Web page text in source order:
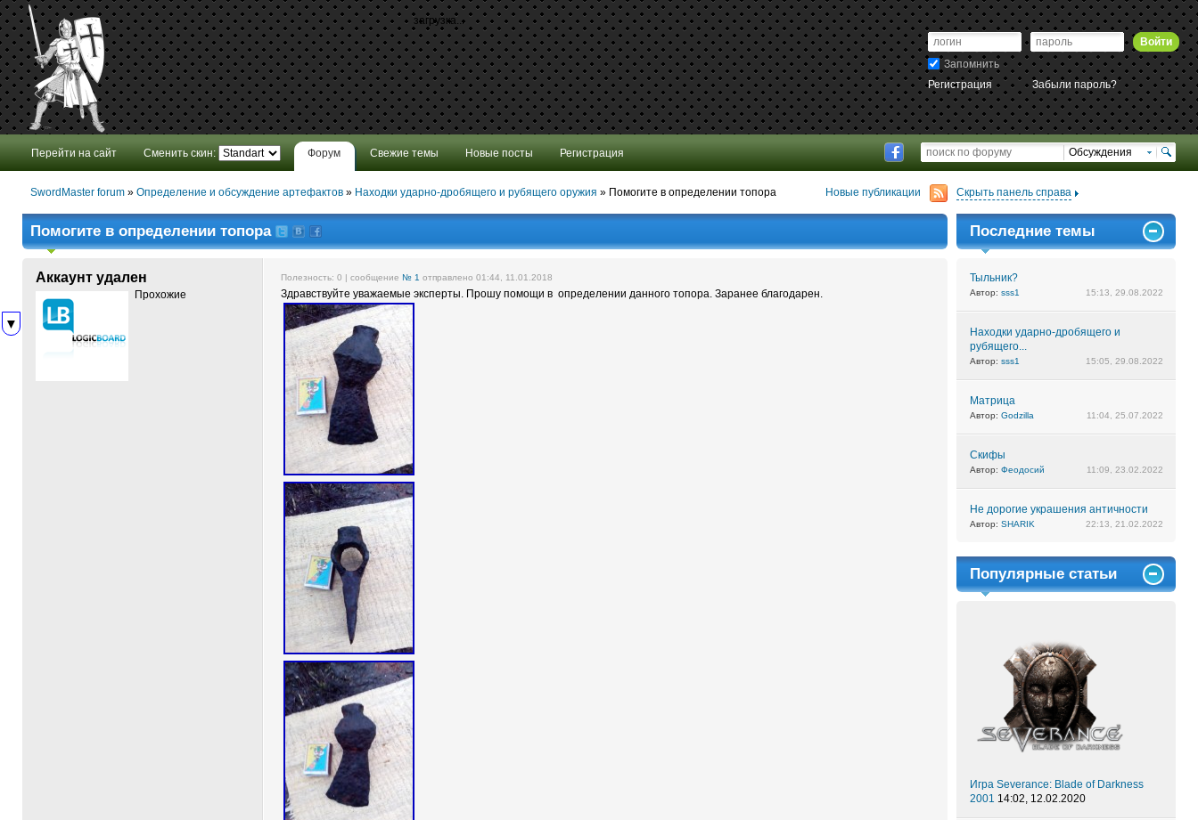
загрузка...
Перейти на сайт Сменить скин: Форум Свежие темы Новые посты Регистрация
Войти
Запомнить
Регистрация
Забыли пароль?
Обсуждения
SwordMaster forum » Определение и обсуждение артефактов » Находки ударно-дробящего и рубящего оружия » Помогите в определении топора Новые публикации Скрыть панель справа
Помогите в определении топора
Аккаунт удален
Прохожие
Полезность: 0 | сообщение № 1 отправлено 01:44, 11.01.2018
Здравствуйте уважаемые эксперты. Прошу помощи в определении данного топора. Заранее благодарен.
Последние темы
Тыльник?
Автор: sss1 15:13, 29.08.2022
Находки ударно-дробящего и
рубящего...
Автор: sss1 15:05, 29.08.2022
Матрица
Автор: Godzilla 11:04, 25.07.2022
Скифы
Автор: Феодосий 11:09, 23.02.2022
Не дорогие украшения античности
Автор: SHARIK 22:13, 21.02.2022
Популярные статьи
Игра Severance: Blade of Darkness
2001 14:02, 12.02.2020
▼